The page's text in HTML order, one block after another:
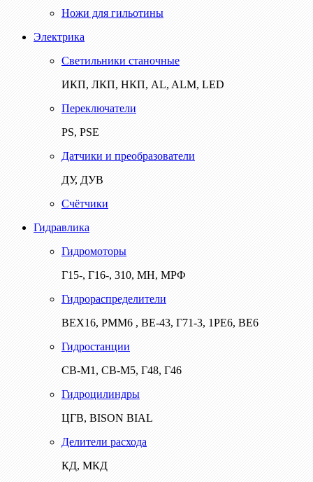
Ножи для гильотины
Электрика
Светильники станочные
ИКП, ЛКП, НКП, AL, ALM, LED
Переключатели
PS, PSE
Датчики и преобразователи
ДУ, ДУВ
Счётчики
Гидравлика
Гидромоторы
Г15-, Г16-, 310, МН, МРФ
Гидрораспределители
ВЕХ16, РММ6 , ВЕ-43, Г71-3, 1РЕ6, ВЕ6
Гидростанции
СВ-М1, СВ-М5, Г48, Г46
Гидроцилиндры
ЦГВ, BISON BIAL
Делители расхода
КД, МКД